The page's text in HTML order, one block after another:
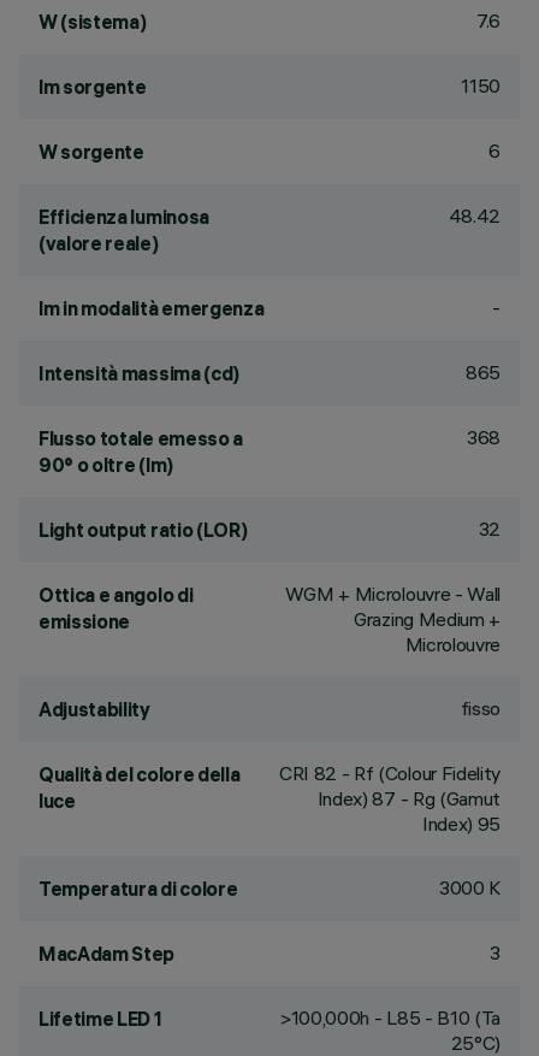
W (sistema) 7.6
lm sorgente 1150
W sorgente 6
Efficienza luminosa
(valore reale)
48.42
lm in modalità emergenza -
Intensità massima (cd) 865
Flusso totale emesso a
90° o oltre (lm)
368
Light output ratio (LOR) 32
Ottica e angolo di
emissione
WGM + Microlouvre - Wall
Grazing Medium +
Microlouvre
Adjustability fisso
Qualità del colore della
luce
CRI 82 - Rf (Colour Fidelity
Index) 87 - Rg (Gamut
Index) 95
Temperatura di colore 3000 K
MacAdam Step 3
Lifetime LED 1
>100,000h - L85 - B10 (Ta
25°C)